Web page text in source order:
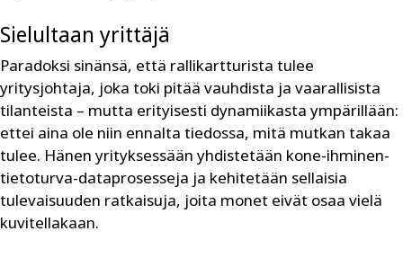
Sielultaan yrittäjä
Paradoksi sinänsä, että rallikartturista tulee
yritysjohtaja, joka toki pitää vauhdista ja vaarallisista
tilanteista – mutta erityisesti dynamiikasta ympärillään:
ettei aina ole niin ennalta tiedossa, mitä mutkan takaa
tulee. Hänen yrityksessään yhdistetään kone-ihminen-
tietoturva-dataprosesseja ja kehitetään sellaisia
tulevaisuuden ratkaisuja, joita monet eivät osaa vielä
kuvitellakaan.